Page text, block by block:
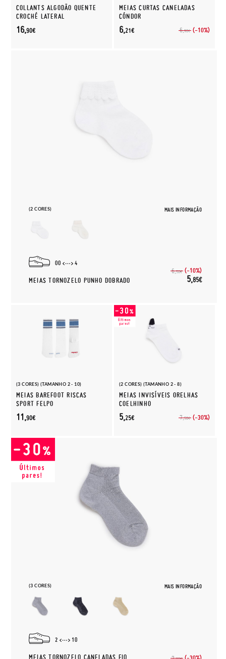
COLLANTS ALGODÃO QUENTE
CROCHÉ LATERAL
16,90€
MEIAS CURTAS CANELADAS
CÓNDOR
6,90€ (-10%)
6,21€
(2 CORES) MAIS INFORMAÇÃO
00 4
MEIAS TORNOZELO PUNHO DOBRADO
6,50€ (-10%)
5,85€
(3 CORES) (TAMANHO 2 - 10)
MEIAS BAREFOOT RISCAS
SPORT FELPO
11,90€
(2 CORES) (TAMANHO 2 - 8)
MEIAS INVISÍVEIS ORELHAS
COELHINHO
7,50€ (-30%)
5,25€
(3 CORES) MAIS INFORMAÇÃO
2 10
MEIAS TORNOZELO CANELADAS FIO